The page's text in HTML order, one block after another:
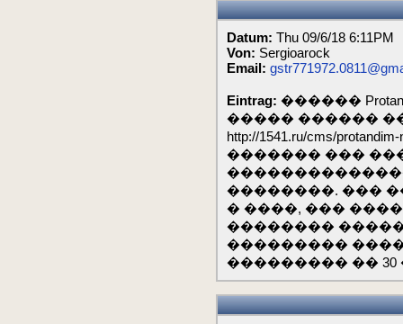
Datum: Thu 09/6/18 6:11PM
Von: Sergioarock
Email:
Eintrag: ������
����� ������
http://1541.ru/cms/
������� ���
��������. ���
� ����, ���
��������
���������
��������� �� 30